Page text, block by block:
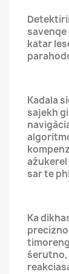
katar
Kadala
sajekh
aźukerel
sar te
Ka
śerutno,